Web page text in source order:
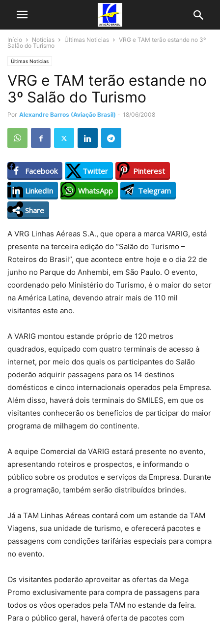
Início Notícias Últimas Noticias
VRG e TAM terão estande no 3º
Salão do Turismo
Últimas Noticias
VRG e TAM terão estande no
3º Salão do Turismo
Por Alexandre Barros (Aviação Brasil) - 18/06/2008
Facebook Twitter
Pinterest
LinkedIn
WhatsApp
Telegram
Share
A VRG Linhas Aéreas S.A., que opera a marca VARIG, está
presente na terceira edição do “Salão do Turismo –
Roteiros do Brasil”, que acontece entre hoje e o dia 22 de
junho no Parque do Anhembi, em São Paulo. O evento,
coordenado pelo Ministério do Turismo, é o maior do setor
na América Latina, devendo atrair mais de 110 mil
visitantes este ano.
A VARIG montou estande próprio de 120 metros
quadrados, equipado com quatro terminais de acesso à
internet, por meio dos quais os participantes do Salão
poderão adquirir passagens para os 14 destinos
domésticos e cinco internacionais operados pela Empresa.
Além disso, haverá dois terminais do SMILES, em que os
visitantes conhecerão os benefícios de participar do maior
programa de milhagem do continente.
A equipe Comercial da VARIG estará presente no evento,
apresentando roteiros e prospectos, e informando o
público sobre os produtos e serviços da Empresa. Durante
a programação, também serão distribuídos brindes.
Já a TAM Linhas Aéreas contará com um estande da TAM
Viagens, sua unidade de turismo, e oferecerá pacotes e
passagens com condições tarifárias especiais para compra
no evento.
Os visitantes poderão aproveitar as ofertas da Mega
Promo exclusivamente para compra de passagens para
todos os vôos operados pela TAM no estande da feira.
Para o público geral, haverá oferta de pacotes com